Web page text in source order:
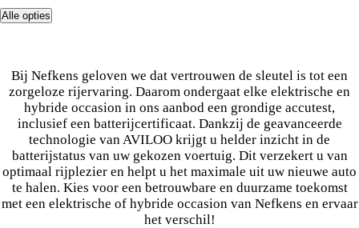
Alle opties
Bij Nefkens geloven we dat vertrouwen de sleutel is tot een
zorgeloze rijervaring. Daarom ondergaat elke elektrische en
hybride occasion in ons aanbod een grondige accutest,
inclusief een batterijcertificaat. Dankzij de geavanceerde
technologie van AVILOO krijgt u helder inzicht in de
batterijstatus van uw gekozen voertuig. Dit verzekert u van
optimaal rijplezier en helpt u het maximale uit uw nieuwe auto
te halen. Kies voor een betrouwbare en duurzame toekomst
met een elektrische of hybride occasion van Nefkens en ervaar
het verschil!